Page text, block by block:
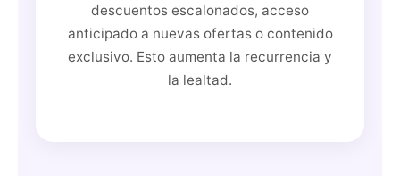
descuentos escalonados, acceso
anticipado a nuevas ofertas o contenido
exclusivo. Esto aumenta la recurrencia y
la lealtad.